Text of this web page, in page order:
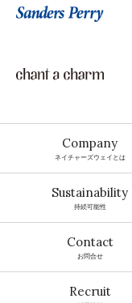
Company
ネイチャーズウェイとは
Sustainability
持続可能性
Contact
お問合せ
Recruit